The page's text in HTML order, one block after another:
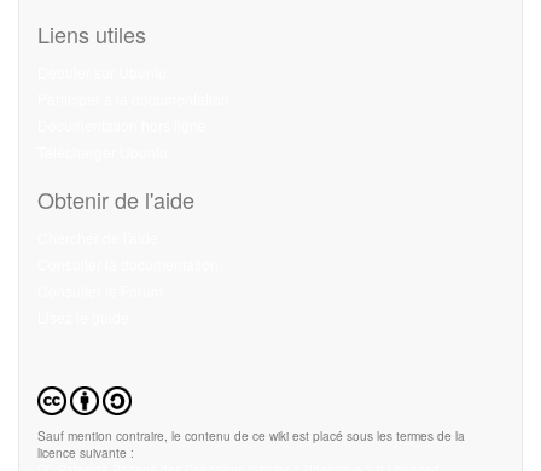
Liens utiles
Obtenir de l'aide
Sauf mention contraire, le contenu de ce wiki est placé sous les termes de la
licence suivante :